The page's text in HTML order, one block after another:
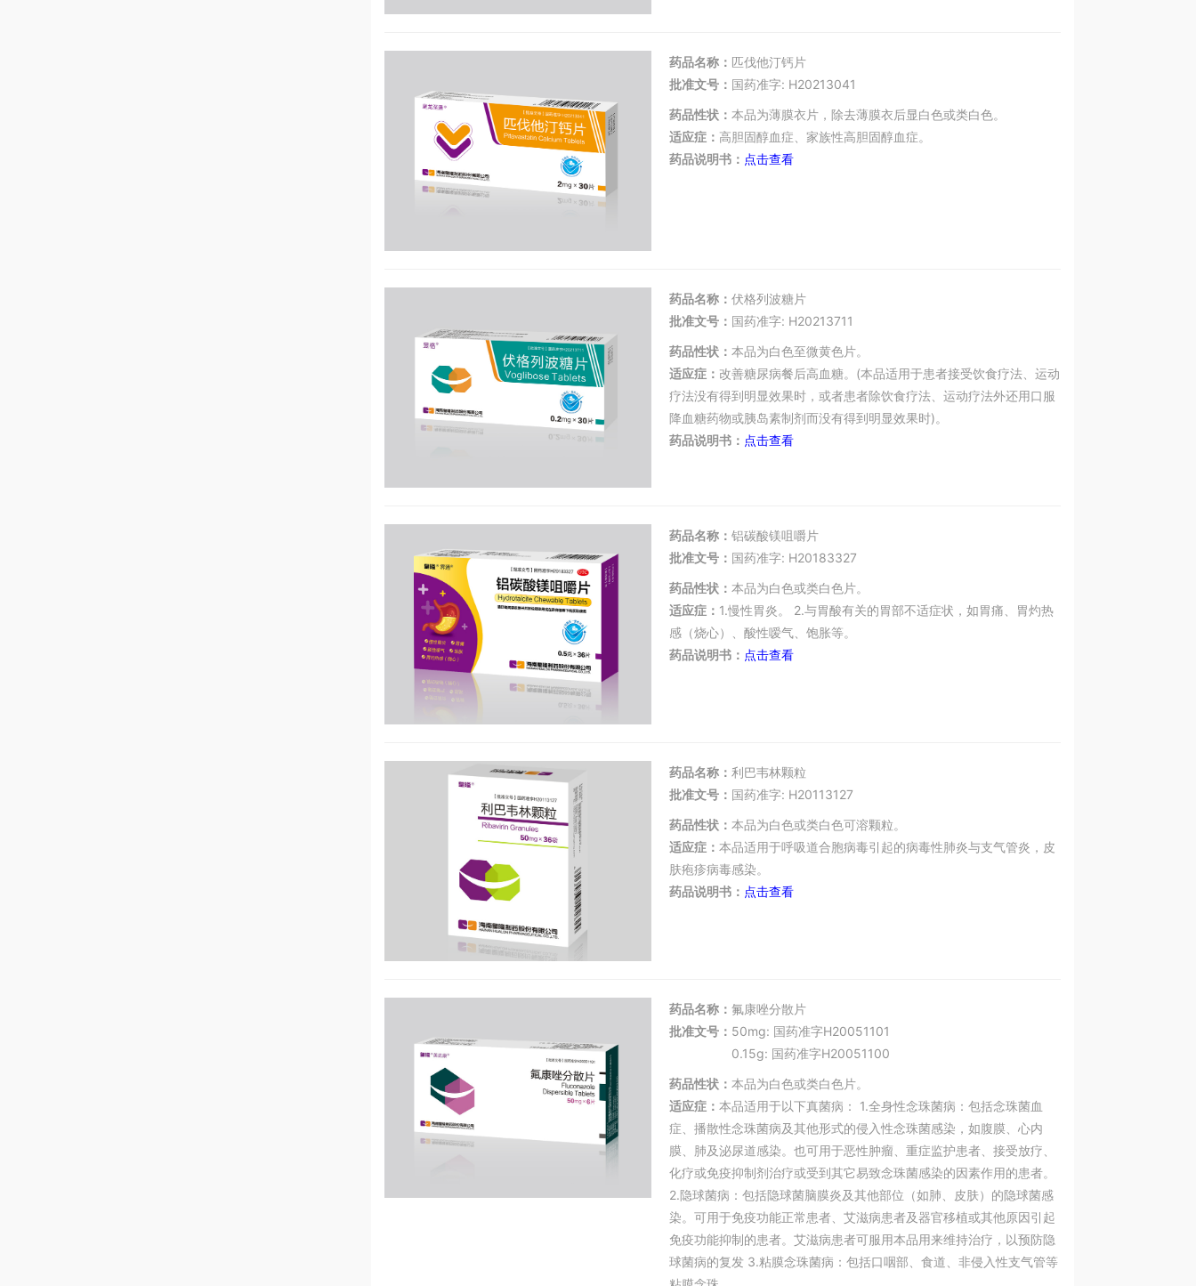
药品名称： 匹伐他汀钙片
批准文号： 国药准字: H20213041
药品性状： 本品为薄膜衣片，除去薄膜衣后显白色或类白色。
适应症： 高胆固醇血症、家族性高胆固醇血症。
药品说明书： 点击查看
药品名称： 伏格列波糖片
批准文号： 国药准字: H20213711
药品性状： 本品为白色至微黄色片。
适应症： 改善糖尿病餐后高血糖。(本品适用于患者接受饮食疗法、运动
疗法没有得到明显效果时，或者患者除饮食疗法、运动疗法外还用口服
降血糖药物或胰岛素制剂而没有得到明显效果时)。
药品说明书： 点击查看
药品名称： 铝碳酸镁咀嚼片
批准文号： 国药准字: H20183327
药品性状： 本品为白色或类白色片。
适应症： 1.慢性胃炎。 2.与胃酸有关的胃部不适症状，如胃痛、胃灼热
感（烧心）、酸性嗳气、饱胀等。
药品说明书： 点击查看
药品名称： 利巴韦林颗粒
批准文号： 国药准字: H20113127
药品性状： 本品为白色或类白色可溶颗粒。
适应症： 本品适用于呼吸道合胞病毒引起的病毒性肺炎与支气管炎，皮
肤疱疹病毒感染。
药品说明书： 点击查看
药品名称： 氟康唑分散片
批准文号： 50mg: 国药准字H20051101
0.15g: 国药准字H20051100
药品性状： 本品为白色或类白色片。
适应症： 本品适用于以下真菌病： 1.全身性念珠菌病：包括念珠菌血
症、播散性念珠菌病及其他形式的侵入性念珠菌感染，如腹膜、心内
膜、肺及泌尿道感染。也可用于恶性肿瘤、重症监护患者、接受放疗、
化疗或免疫抑制剂治疗或受到其它易致念珠菌感染的因素作用的患者。
2.隐球菌病：包括隐球菌脑膜炎及其他部位（如肺、皮肤）的隐球菌感
染。可用于免疫功能正常患者、艾滋病患者及器官移植或其他原因引起
免疫功能抑制的患者。艾滋病患者可服用本品用来维持治疗，以预防隐
球菌病的复发 3.粘膜念珠菌病：包括口咽部、食道、非侵入性支气管等